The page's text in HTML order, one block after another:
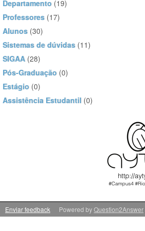
Departamento (19)
Professores (17)
Alunos (30)
Sistemas de dúvidas (11)
SIGAA (28)
Pós-Graduação (0)
Estágio (0)
Assistência Estudantil (0)
Enviar feedback Powered byQuestion2Answer